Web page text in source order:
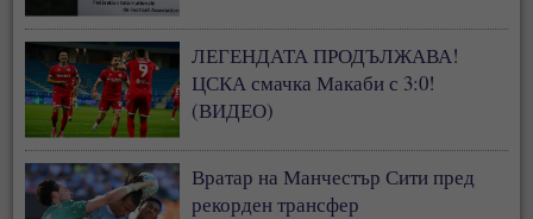
ЛЕГЕНДАТА ПРОДЪЛЖАВА!
ЦСКА смачка Макаби с 3:0!
(ВИДЕО)
Вратар на Манчестър Сити пред
рекорден трансфер